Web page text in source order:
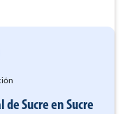
de SucreenSucre